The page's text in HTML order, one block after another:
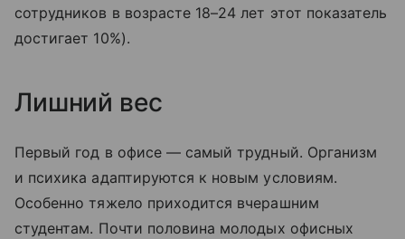
сотрудников в возрасте 18–24 лет этот показатель
достигает 10%).
Лишний вес
Первый год в офисе — самый трудный. Организм
и психика адаптируются к новым условиям.
Особенно тяжело приходится вчерашним
студентам. Почти половина молодых офисных